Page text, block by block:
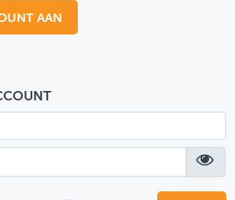
AAN